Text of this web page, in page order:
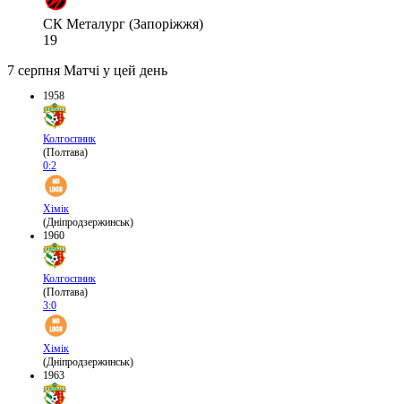
СК Металург (Запоріжжя)
19
7 серпня Матчі у цей день
1958
Колгоспник
(Полтава)
0:2
Хімік
(Дніпродзержинськ)
1960
Колгоспник
(Полтава)
3:0
Хімік
(Дніпродзержинськ)
1963